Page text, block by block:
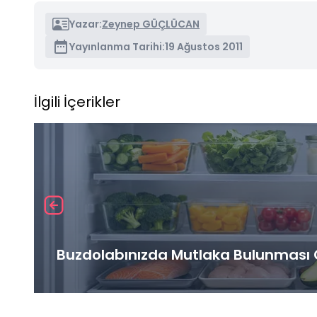
Yazar:Zeynep GÜÇLÜCAN
Yayınlanma Tarihi:19 Ağustos 2011
İlgili İçerikler
Buzdolabınızda Mutlaka Bulunması